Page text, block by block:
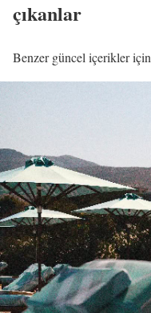
çıkanlar
Benzer güncel içerikler için